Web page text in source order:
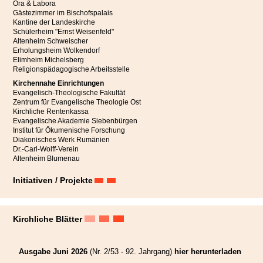
diese Form der erzwungenen Nähe war. Heute ist die Versöhnungskammer
ein beliebtes Ziel für Besucher und ein eindrucksvolles Zeugnis der
siebenbürgisch-sächsischen Rechts- und Alltagskultur.
Mitteilungen aus dem
breitgefächerten Angebot der
Frauenarbeit
Ora & Labora
Gästezimmer im Bischofspalais
Kantine der Landeskirche
Schülerheim "Ernst Weisenfeld"
Altenheim Schweischer
Erholungsheim Wolkendorf
Elimheim Michelsberg
Religionspädagogische Arbeitsstelle
Kirchennahe Einrichtungen
Evangelisch-Theologische Fakultät
Zentrum für Evangelische Theologie Ost
Kirchliche Rentenkassa
Evangelische Akademie Siebenbürgen
Institut für Ökumenische Forschung
Diakonisches Werk Rumänien
Dr.-Carl-Wolff-Verein
Altenheim Blumenau
Initiativen / Projekte
Kirchliche Blätter
Ausgabe Juni 2026 (Nr. 2/53 - 92. Jahrgang)hier herunterladen